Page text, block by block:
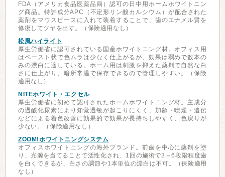
FDA（アメリカ食品医薬品局）認可の日中用ホームホワイトニン
グ商品。特許成分APC（不定形リン酸カルシウム）が配合された
薬剤をマウスピースに入れて装着することで、歯のエナメル質を
修復してツヤを出す。（保険適用なし）
松風ハイライト
厚生労働省に認可されている国産ホワイトニング材。オフィス用
はペースト状で色ムラは少なく仕上がるが、効果は弱めで数本の
みの漂白に適している。ホーム用は刺激を抑えた薬剤で自然な白
さに仕上がり、暗所常温で保存できるので管理しやすい。（保険
適用なし）
NITEホワイト・エクセル
厚生労働省に初めて認可されたホームホワイトニング材。主成分
の過酸化尿素により知覚過敏が起こりにくく、加齢・喫煙・遺伝
などによる着色改善に効果的で効果が長持ちしやすく、色戻りが
少ない。（保険適用なし）
ZOOM!ホワイトニングシステム
オフィスホワイトニングの海外ブランド。前歯を中心に薬剤を塗
り、光源を当てることで活性化され、1回の施術で3～6段階程度歯
を白くできるが、白さの調節や1本単位の漂白は不可。（保険適用
なし）